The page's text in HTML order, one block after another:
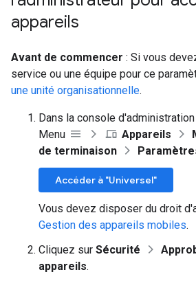
appareils
Avant de commencer : Si vous
service ou une équipe pour ce
une unité organisationnelle.
Dans la console
Menu
Appareils
de terminaison
Accéder à "Universel"
Vous devez disposer du droit
Gestion des appareils mobiles.
Cliquez sur Sécurité
appareils.